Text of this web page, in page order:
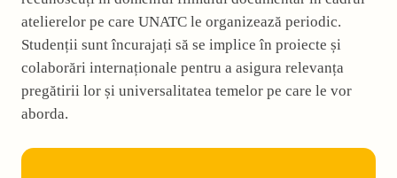
atelierelor pe care UNATC le organizează periodic.
Studenții sunt încurajați să se implice în proiecte și
colaborări internaționale pentru a asigura relevanța
pregătirii lor și universalitatea temelor pe care le vor
aborda.